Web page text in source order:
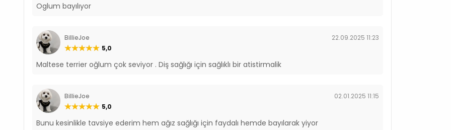
Oglum bayılıyor
BillieJoe
22.09.2025 11:23
5,0
Maltese terrier oğlum çok seviyor . Diş sağlığı için sağlıklı bir atistirmalik
BillieJoe
02.01.2025 11:15
5,0
Bunu kesinlikle tavsiye ederim hem ağız sağlığı için faydalı hemde bayılarak yiyor